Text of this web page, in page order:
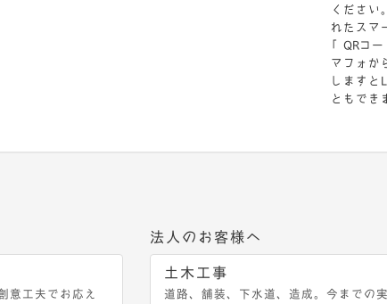
ください
れたスマ
「QRコ
マフォか
しますと
ともでき
意工夫でお応え
法人のお客様へ
土木工事
道路、舗装、下水道、造成。今までの